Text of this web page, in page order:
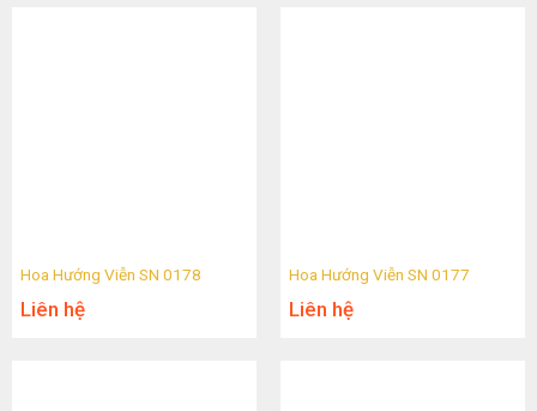
Hoa Hướng Viễn SN 0178
Liên hệ
Hoa Hướng Viễn SN 0177
Liên hệ